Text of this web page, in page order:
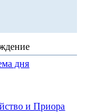
дня
и Приора